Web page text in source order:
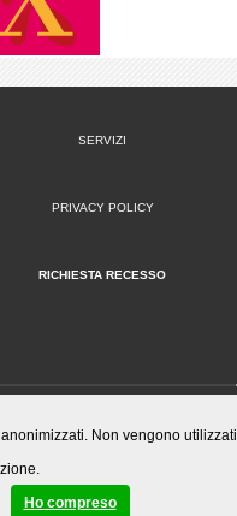
SERVIZI
PRIVACY POLICY
RICHIESTA RECESSO
Wizard e altri marchi e loghi utilizzati in
Mister Wizard. reg. imp. C.F. e P.IVA
Non vengono utilizzati
Ho compreso